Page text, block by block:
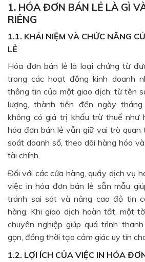
1. HÓA ĐƠN BÁN LẺ LÀ GÌ
RIÊNG
1.1. KHÁI NIỆM VÀ CHỨC NĂNG
LẺ
Hóa đơn bán lẻ là loại chứng từ
trong các hoạt động kinh doanh
thông tin của một giao dịch: từ tên
lượng, thành tiền đến ngày
không có giá trị khấu trừ thuế như
hóa đơn bán lẻ vẫn giữ vai trò quan
soát doanh số, theo dõi hàng hóa
tài chính.
Đối với các cửa hàng, quầy dịch vụ
việc in hóa đơn bán lẻ sẵn mẫu
tránh sai sót và nâng cao độ tin
hàng. Khi giao dịch hoàn tất, một
chuyên nghiệp giúp quá trình
gọn, đồng thời tạo cảm giác uy tín
1.2. LỢI ÍCH CỦA VIỆC IN HÓA